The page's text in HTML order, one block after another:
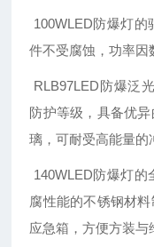
100WLED防爆灯
件不受腐蚀，功率因
RLB97LED防爆泛
防护等级，具备优
璃，可耐受高能量的
140WLED防爆灯
腐性能的不锈钢材
应急箱，方便方装与